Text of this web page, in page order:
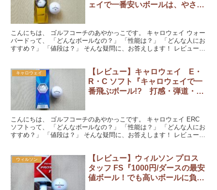
ェイで一番安いボールは、やさし
こんにちは、 ゴルフコーチのあやかっこです。 キャロウェイ ウォー
バードって、 「どんなボールなの？」 「性能は？」 「どんな人にお
すすめ？」 「値段は？」 そんな疑問に、お答えします！ レビューを
キャロウェイ
【レビュー】キャロウェイ E・
R・C ソフト『キャロウェイで一
番飛ぶボール!? 打感・弾道・飛
こんにちは、 ゴルフコーチのあやかっこです。 キャロウェイ ERC
ソフトって、 「どんなボールなの？」 「性能は？」 「どんな人にお
すすめ？」 「値段は？」 そんな疑問に、お答えします！ レビューを
ウィルソン
【レビュー】ウィルソン プロス
タッフ FS『1000円/ダースの最安
値ボール！でも高いボールに負け